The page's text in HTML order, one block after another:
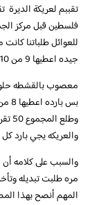
تقببم لعريكة الديرة
فلسطين قبل مركز
جيده اعطيها 9 من 10
والعريكه يجي بارد
والسبب على كلامه أن
مره طلبت تبديله
المهم أنصح بهذا